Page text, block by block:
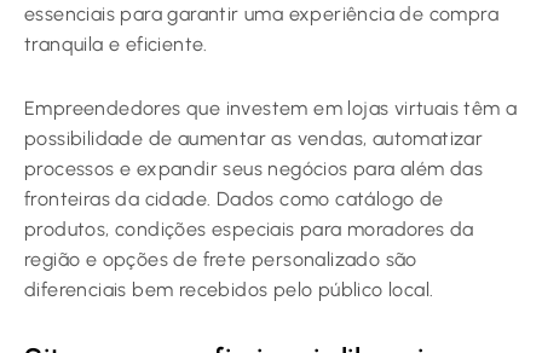
essenciais para garantir uma experiência de compra
tranquila e eficiente.
Empreendedores que investem em lojas virtuais têm a
possibilidade de aumentar as vendas, automatizar
processos e expandir seus negócios para além das
fronteiras da cidade. Dados como catálogo de
produtos, condições especiais para moradores da
região e opções de frete personalizado são
diferenciais bem recebidos pelo público local.